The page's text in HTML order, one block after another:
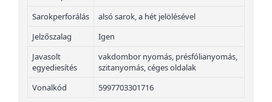
Sarokperforálás
alsó sarok, a hét jelölésével
Jelzőszalag
Igen
Javasolt
egyediesítés
vakdombor nyomás, présfólianyomás,
szitanyomás, céges oldalak
Vonalkód
5997703301716